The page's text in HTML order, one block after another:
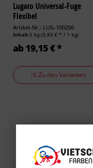
Lugato Universal-Fuge
Flexibel
Artikel-Nr.: LUG-100206
Inhalt 5 kg (3,83 € * / 1 kg)
ab 19,15 € *
Zu den Varianten